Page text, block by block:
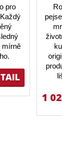
pro
mírně
1